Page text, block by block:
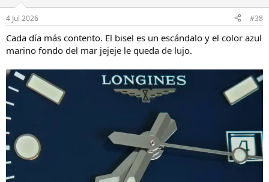
4 Jul 2026 #38
Cada día más contento. El bisel es un escándalo y el color azul
marino fondo del mar jejeje le queda de lujo.